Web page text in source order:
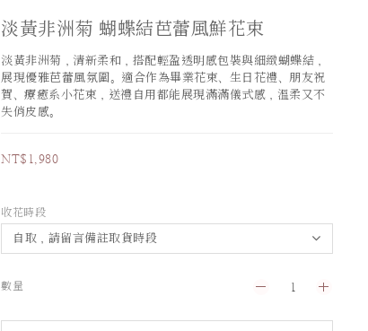
淡黃非洲菊 蝴蝶結芭蕾風鮮花束
淡黃非洲菊，清新柔和，搭配輕盈透明感包裝與細緻蝴蝶結，
展現優雅芭蕾風氛圍。適合作為畢業花束、生日花禮、朋友祝
賀、療癒系小花束，送禮自用都能展現滿滿儀式感，溫柔又不
失俏皮感。
NT$1,980
收花時段
數量